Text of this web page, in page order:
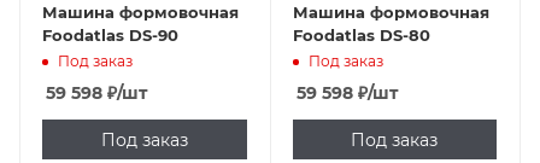
Машина формовочная
Foodatlas DS-90
Под заказ
59 598 ₽/шт
Под заказ
Машина формовочная
Foodatlas DS-80
Под заказ
59 598₽/шт
Под заказ